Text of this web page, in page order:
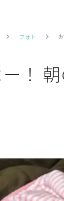
フォト
ー！